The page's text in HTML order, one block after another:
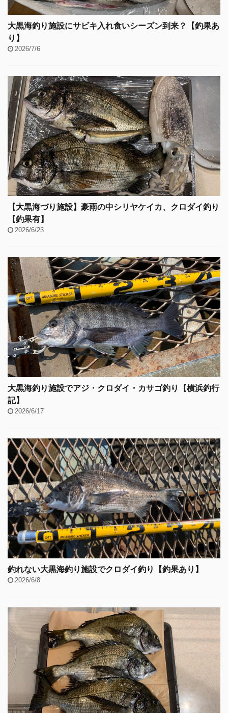
大黒海釣り施設にサビキ入れ食いシーズン到来？【釣果あ
り】
2026/7/6
【大黒海づり施設】豪雨の中シリヤケイカ、クロダイ釣り
【釣果有】
2026/6/23
大黒海釣り施設でアジ・クロダイ・カサゴ釣り【横浜釣行
記】
2026/6/17
釣れない大黒海釣り施設でクロダイ釣り【釣果あり】
2026/6/8